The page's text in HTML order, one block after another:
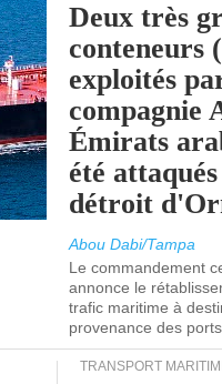
Deux très
conteneurs
exploités
compagnie
Émirats
été
détroit
Abou Dabi/Tampa
Le commandement
annonce le
trafic maritime à
provenance des
TRANSPORT